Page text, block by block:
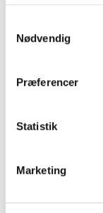
Nødvendig
Præferencer
Statistik
Marketing